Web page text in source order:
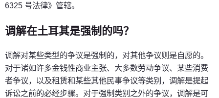
6325 号法律》管辖。
调解在土耳其是强制的吗？
调解对某些类型的争议是强制的，对其他争议则是自愿的。
对于诸如许多金钱性商业主张、大多数劳动争议、某些消费
者争议，以及租赁和某些其他民事争议等类别，调解是提起
诉讼之前的必经步骤。对于强制类别之外的争议，调解是可